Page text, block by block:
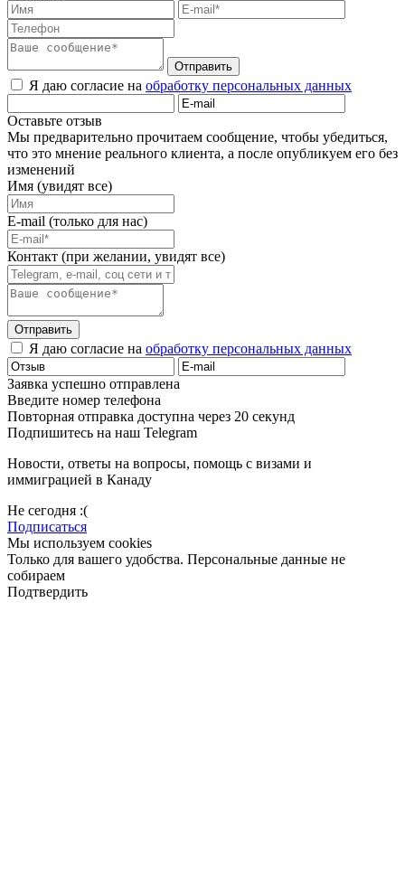
Отправить
Я даю согласие на обработку персональных данных
Оставьте отзыв
Мы предварительно прочитаем сообщение, чтобы убедиться,
что это мнение реального клиента, а после опубликуем его без
изменений
Имя (увидят все)
E-mail (только для нас)
Контакт (при желании, увидят все)
Отправить
Я даю согласие на обработку персональных данных
Заявка успешно отправлена
Введите номер телефона
Повторная отправка доступна через 20 секунд
Подпишитесь на наш Telegram
Новости, ответы на вопросы, помощь с визами и
иммиграцией в Канаду
Не сегодня :(
Подписаться
Мы используем cookies
Только для вашего удобства. Персональные данные не
собираем
Подтвердить